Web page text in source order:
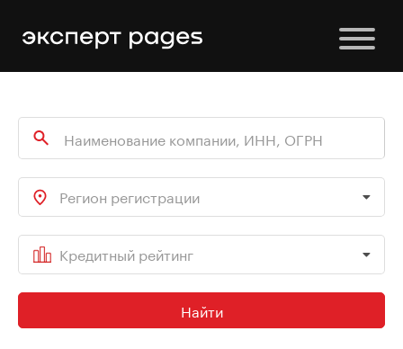
Регион регистрации
Кредитный рейтинг
Найти